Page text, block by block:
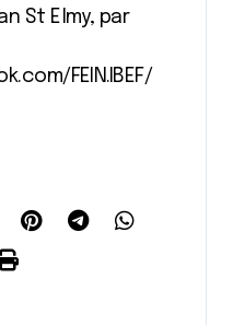
St Elmy, par
FEIN.IBEF/